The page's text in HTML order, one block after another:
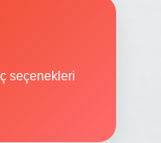
seçenekleri